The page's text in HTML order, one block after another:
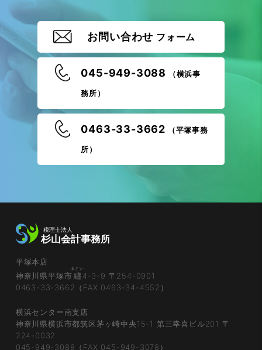
お問い合わせ フォーム
045-949-3088 （横浜事
務所）
0463-33-3662 （平塚事務
所）
平塚本店
神奈川県平塚市纒
まとい
4-3-9 〒254-0901
0463-33-3662（FAX 0463-34-4552）
横浜センター南支店
神奈川県横浜市都筑区茅ヶ崎中央15-1 第三幸喜ビル201 〒
224-0032
045-949-3088（FAX 045-949-3078）